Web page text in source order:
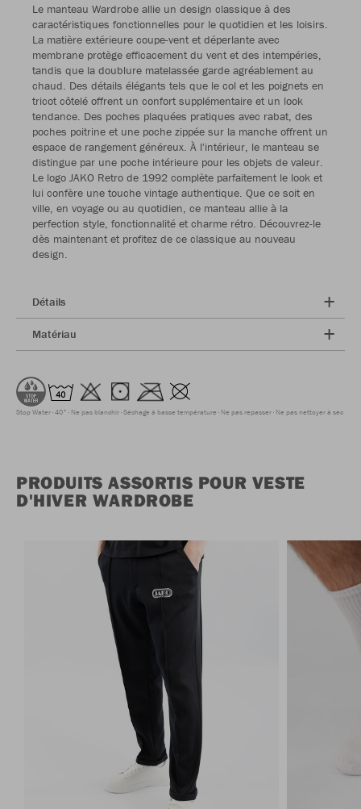
Le manteau Wardrobe allie un design classique à des
caractéristiques fonctionnelles pour le quotidien et les loisirs.
La matière extérieure coupe-vent et déperlante avec
membrane protège efficacement du vent et des intempéries,
tandis que la doublure matelassée garde agréablement au
chaud. Des détails élégants tels que le col et les poignets en
tricot côtelé offrent un confort supplémentaire et un look
tendance. Des poches plaquées pratiques avec rabat, des
poches poitrine et une poche zippée sur la manche offrent un
espace de rangement généreux. À l'intérieur, le manteau se
distingue par une poche intérieure pour les objets de valeur.
Le logo JAKO Retro de 1992 complète parfaitement le look et
lui confère une touche vintage authentique. Que ce soit en
ville, en voyage ou au quotidien, ce manteau allie à la
perfection style, fonctionnalité et charme rétro. Découvrez-le
dès maintenant et profitez de ce classique au nouveau
design.
Détails
Matériau
Stop Water 40° Ne pas blanchir Séchage à basse température Ne pas repasser Ne pas nettoyer à sec
PRODUITS ASSORTIS POUR VESTE
D'HIVER WARDROBE